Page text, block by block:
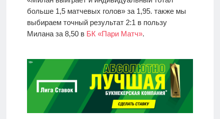
больше 1,5 матчевых голов» за 1,95. также мы
выбираем точный результат 2:1 в пользу
Милана за 8,50 в БК «Пари Матч».